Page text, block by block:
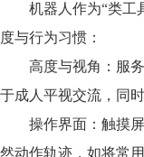
机器人作为“类工
度与行为习惯：
高度与视角：服
于成人平视交流，同
操作界面：触摸
然动作轨迹，如将常